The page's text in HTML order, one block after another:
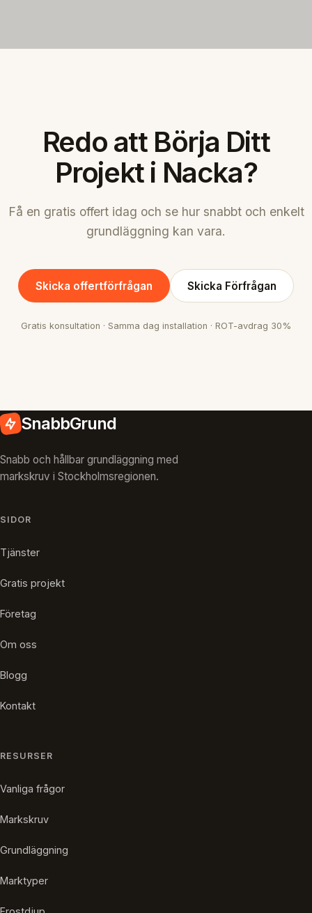
Redo att Börja Ditt
Projekt i Nacka?
Få en gratis offert idag och se hur snabbt och enkelt
grundläggning kan vara.
Skicka offertförfrågan Skicka Förfrågan
Gratis konsultation · Samma dag installation · ROT-avdrag 30%
SnabbGrund
Snabb och hållbar grundläggning med
markskruv i Stockholmsregionen.
SIDOR
Tjänster
Gratis projekt
Företag
Om oss
Blogg
Kontakt
RESURSER
Vanliga frågor
Markskruv
Grundläggning
Marktyper